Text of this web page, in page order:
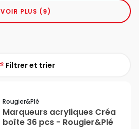
VOIR PLUS (9)
Filtrer et trier
Rougier&plé
Marqueurs acryliques Créa
boîte 36 pcs - Rougier&Plé